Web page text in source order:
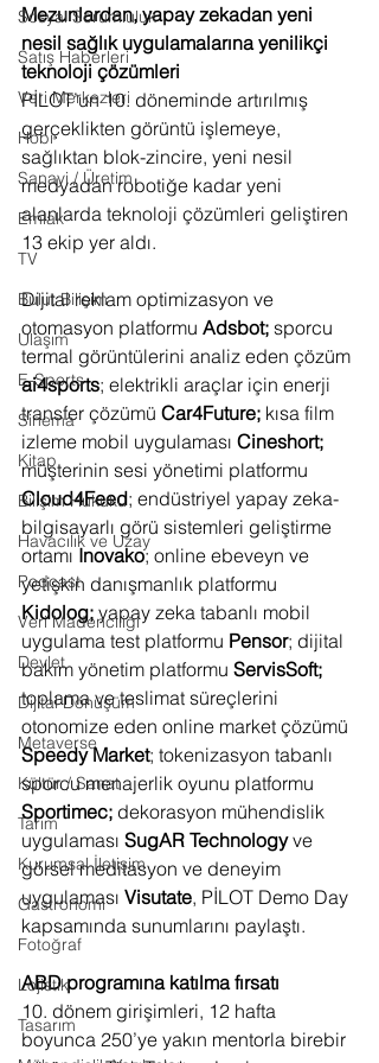
Sosyal Sorumluluk
Satış Haberleri
Veri Merkezleri
Hobi
Sanayi / Üretim
Emlak
TV
Bulut Bilişim
Ulaşım
E-Sports
Sinema
Kitap
Bilişim Hukuku
Havacılık ve Uzay
Podcast
Veri Madenciliği
Devlet
Dijital Dönüşüm
Metaverse
Kültür / Sanat
Tarım
Kurumsal İletişim
Gastronomi
Fotoğraf
Lojistik
Tasarım
Mezunlardan, yapay zekadan yeni
nesil sağlık uygulamalarına yenilikçi
teknoloji çözümleri
PİLOT’un 10. döneminde artırılmış
gerçeklikten görüntü işlemeye,
sağlıktan blok-zincire, yeni nesil
medyadan robotiğe kadar yeni
alanlarda teknoloji çözümleri geliştiren
13 ekip yer aldı.
Dijital reklam optimizasyon ve
otomasyon platformu Adsbot; sporcu
termal görüntülerini analiz eden çözüm
ai4sports; elektrikli araçlar için enerji
transfer çözümü Car4Future; kısa film
izleme mobil uygulaması Cineshort;
müşterinin sesi yönetimi platformu
Cloud4Feed; endüstriyel yapay zeka-
bilgisayarlı görü sistemleri geliştirme
ortamı Inovako; online ebeveyn ve
yetişkin danışmanlık platformu
Kidolog; yapay zeka tabanlı mobil
uygulama test platformu Pensor; dijital
bakım yönetim platformu ServisSoft;
toplama ve teslimat süreçlerini
otonomize eden online market çözümü
Speedy Market; tokenizasyon tabanlı
sporcu menajerlik oyunu platformu
Sportimec; dekorasyon mühendislik
uygulaması SugAR Technology ve
görsel meditasyon ve deneyim
uygulaması Visutate, PİLOT Demo Day
kapsamında sunumlarını paylaştı.
ABD programına katılma fırsatı
10. dönem girişimleri, 12 hafta
boyunca 250’ye yakın mentorla birebir